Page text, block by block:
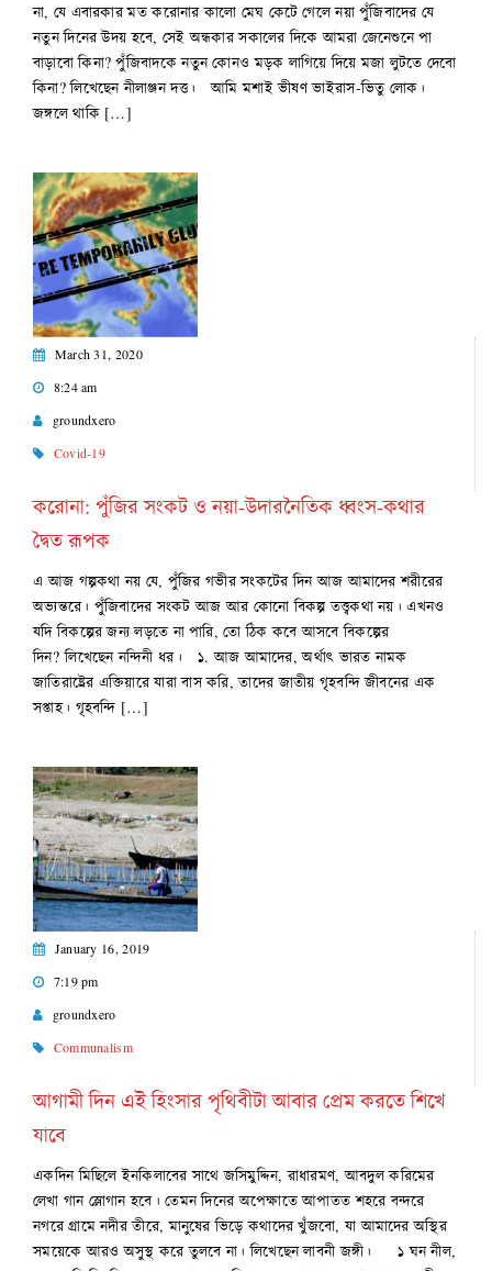
না, যে এবারকার মত করোনার কালো মেঘ কেটে গেলে নয়া পুঁজিবাদের যে
নতুন দিনের উদয় হবে, সেই অন্ধকার সকালের দিকে আমরা জেনেশুনে পা
বাড়াবো কিনা? পুঁজিবাদকে নতুন কোনও মড়ক লাগিয়ে দিয়ে মজা লুটতে দেবো
কিনা? লিখেছেন নীলাঞ্জন দত্ত। আমি মশাই ভীষণ ভাইরাস-ভিতু লোক।
জঙ্গলে থাকি […]
March 31, 2020
8:24 am
groundxero
Covid-19
করোনা: পুঁজির সংকট ও নয়া-উদারনৈতিক ধ্বংস-কথার
দ্বৈত রূপক
এ আজ গল্পকথা নয় যে, পুঁজির গভীর সংকটের দিন আজ আমাদের শরীরের
অভ্যন্তরে। পুঁজিবাদের সংকট আজ আর কোনো বিকল্প তত্ত্বকথা নয়। এখনও
যদি বিকল্পের জন্য লড়তে না পারি, তো ঠিক কবে আসবে বিকল্পের
দিন? লিখেছেন নন্দিনী ধর। ১. আজ আমাদের, অর্থাৎ ভারত নামক
জাতিরাষ্ট্রের এক্তিয়ারে যারা বাস করি, তাদের জাতীয় গৃহবন্দি জীবনের এক
সপ্তাহ। গৃহবন্দি […]
January 16, 2019
7:19 pm
groundxero
Communalism
আগামী দিন এই হিংসার পৃথিবীটা আবার প্রেম করতে শিখে
যাবে
একদিন মিছিলে ইনকিলাবের সাথে জসিমুদ্দিন, রাধারমণ, আবদুল করিমের
লেখা গান স্লোগান হবে। তেমন দিনের অপেক্ষাতে আপাতত শহরে বন্দরে
নগরে গ্রামে নদীর তীরে, মানুষের ভিড়ে কথাদের খুঁজবো, যা আমাদের অস্থির
সময়েকে আরও অসুস্থ করে তুলবে না। লিখেছেন লাবনী জঙ্গী। ১ ঘন নীল,